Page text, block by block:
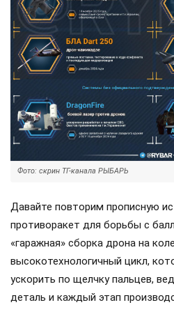
Фото: скрин ТГ-канала РЫБАРЬ
Давайте повторим прописную
противоракет для борьбы с
«гаражная» сборка дрона на
высокотехнологичный цикл,
ускорить по щелчку пальцев,
деталь и каждый этап